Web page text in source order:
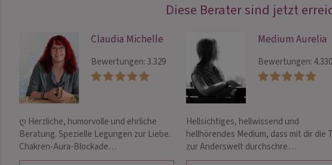
Diese Berater sind jetzt
Claudia Michelle
Bewertungen: 3.329
ღ Herzliche, humorvolle und ehrliche
Beratung. Spezielle Legungen zur Liebe.
Chakren-Aura-Blockade…
Medium Aurelia
Bewertungen: 4.330
Hellsichtiges, hellwissend und
hellhörendes Medium, dass mit dir die
zur Anderswelt durchschre…